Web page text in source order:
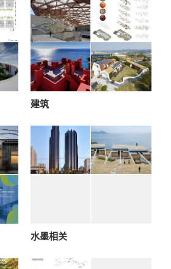
建筑
水墨相关